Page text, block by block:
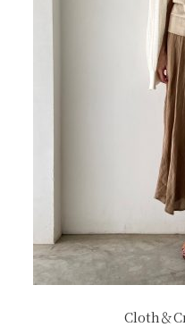
Cloth＆